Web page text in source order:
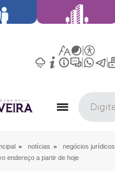
» notícias » negócios jurídicos
endereço a partir de hoje